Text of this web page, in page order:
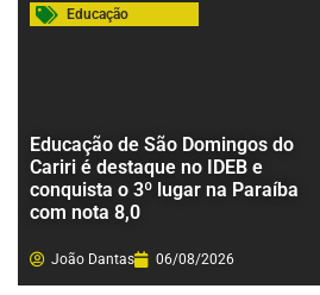
Educação
Educação de São Domingos do
Cariri é destaque no IDEB e
conquista o 3º lugar na Paraíba
com nota 8,0
João Dantas 06/08/2026